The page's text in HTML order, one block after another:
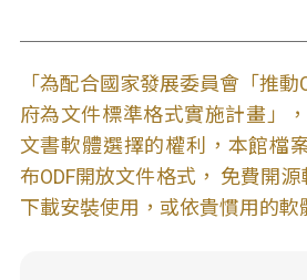
「為配合國家發展委員會「推動
府為文件標準格式實施計畫」
文書軟體選擇的權利，本館檔
布ODF開放文件格式， 免費開
下載安裝使用，或依貴慣用的軟